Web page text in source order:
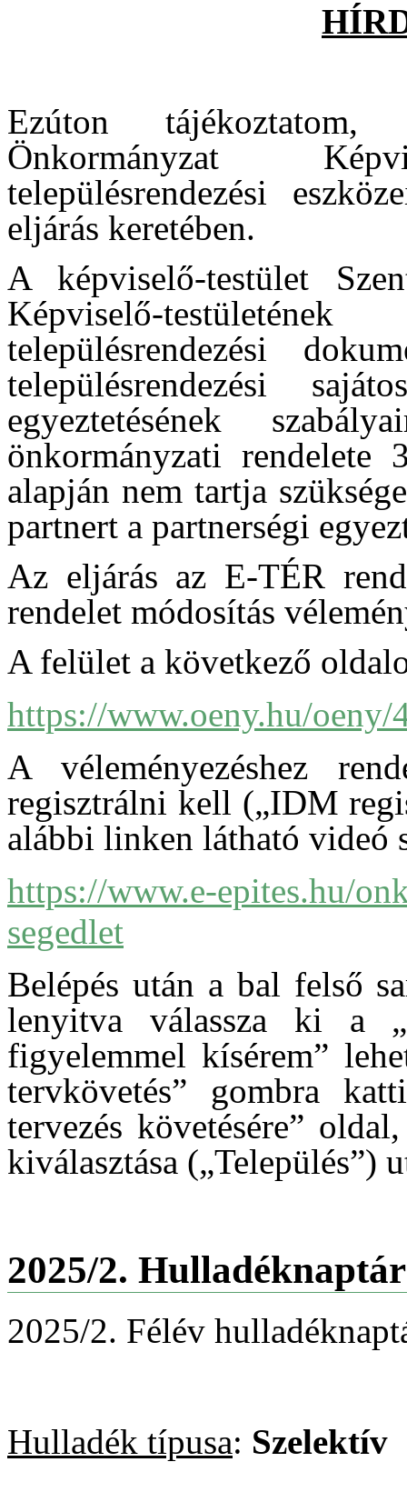
Ezúton
Önkormányzat
településrendezési
eljárás keretében.
A képviselő-testület
Képviselő-
településrendezési
településrendezési
egyeztetésének
önkormányzati rendelete
alapján nem tartja
partnert a partnerségi
Az eljárás az E-TÉR
rendelet módosítás
A felület a következő
https://www.oeny.hu/
A véleményezéshez
regisztrálni kell („IDM
alábbi linken látható videó
https://www.e-epites.hu/
segedlet
Belépés után a bal felső
lenyitva válassza ki a
figyelemmel kísérem”
tervkövetés” gombra
tervezés követésére”
kiválasztása („Település”)
2025/2. Hulladéknaptár
2025/2. Félév
Hulladék típusa: Szelektív